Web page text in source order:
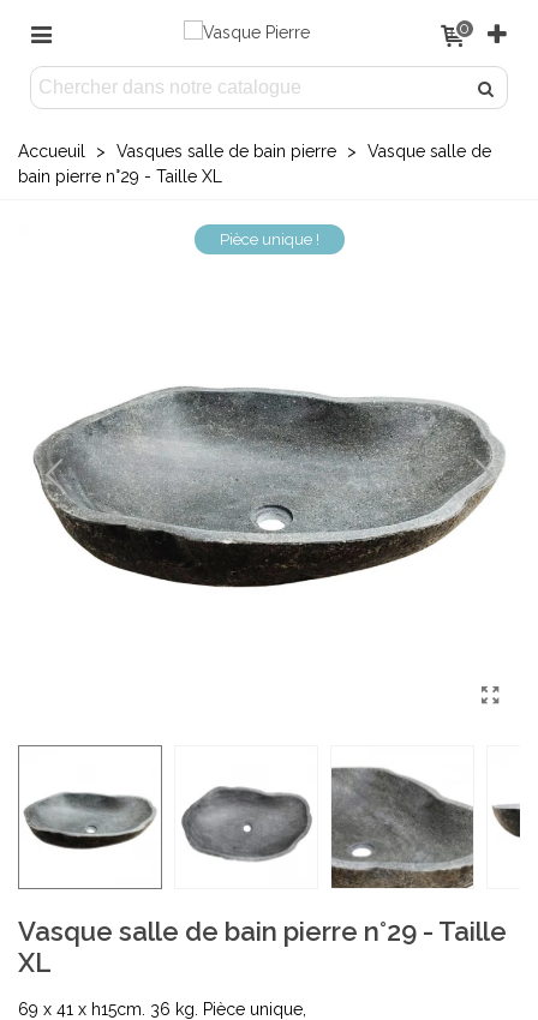
0
Accueuil > Vasques salle de bain pierre >
Vasque salle de
bain pierre n°29 - Taille XL
Pièce unique !
Vasque salle de bain pierre n°29 - Taille
XL
69 x 41 x h15cm. 36 kg. Pièce unique,